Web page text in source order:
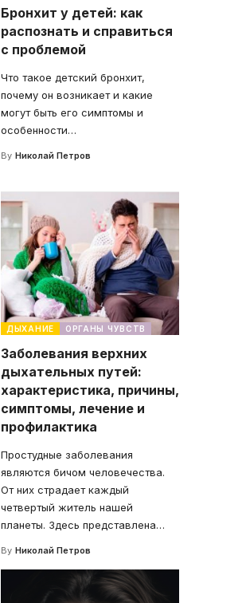
Бронхит у детей: как
распознать и справиться
с проблемой
Что такое детский бронхит,
почему он возникает и какие
могут быть его симптомы и
особенности…
By Николай Петров
ДЫХАНИЕ ОРГАНЫ ЧУВСТВ
Заболевания верхних
дыхательных путей:
характеристика, причины,
симптомы, лечение и
профилактика
Простудные заболевания
являются бичом человечества.
От них страдает каждый
четвертый житель нашей
планеты. Здесь представлена…
By Николай Петров